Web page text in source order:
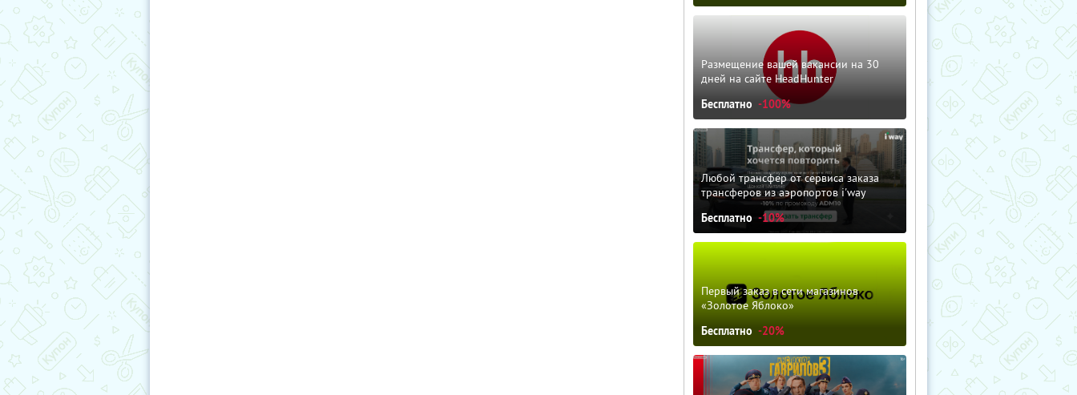
Размещение вашей вакансии на 30
дней на сайте HeadHunter
Бесплатно -100%
Любой трансфер от сервиса заказа
трансферов из аэропортов i'way
Бесплатно -10%
Первый заказ в сети магазинов
«Золотое Яблоко»
Бесплатно -20%